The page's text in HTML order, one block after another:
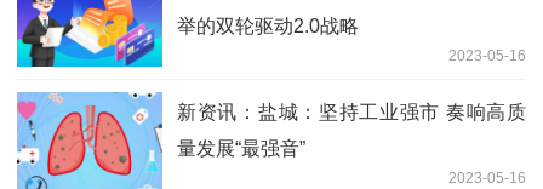
举的双轮驱动2.0战略
2023-05-16
新资讯：盐城：坚持工业强市 奏响高质
量发展“最强音”
2023-05-16